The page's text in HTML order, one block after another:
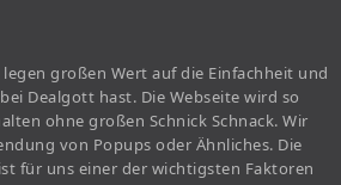
großen Wert auf die Einfachheit und
Dealgott hast. Die Webseite wird so
ohne großen Schnick Schnack. Wir
von Popups oder Ähnliches. Die
für uns einer der wichtigsten Faktoren